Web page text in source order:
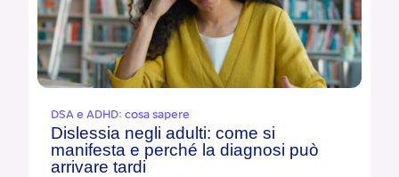
DSA e ADHD: cosa sapere
Dislessia negli adulti: come si
manifesta e perché la diagnosi può
arrivare tardi